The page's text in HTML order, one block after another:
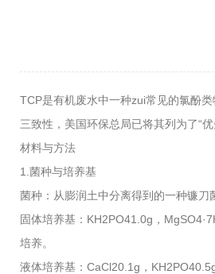
TCP是有机废水中一种zui常见的氯酚
三致性，美国环保总局已将其列为了“
材料与方法
1.菌种与培养基
菌种：从膨润土中分离得到的一种镰
固体培养基：KH2PO41.0g，
培养。
液体培养基：CaCl20.1g，